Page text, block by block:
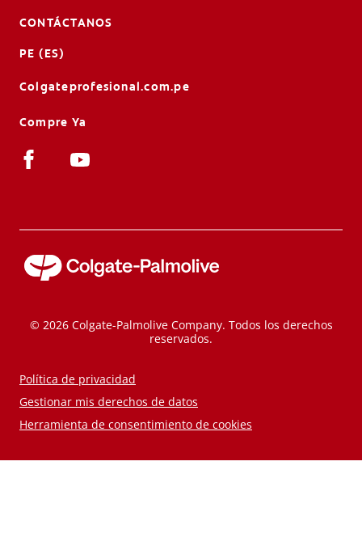
CONTÁCTANOS
PE (ES)
Colgateprofesional.com.pe
Compre Ya
© 2026 Colgate-Palmolive Company. Todos los derechos
reservados.
Política de privacidad
Gestionar mis derechos de datos
Herramienta de consentimiento de cookies